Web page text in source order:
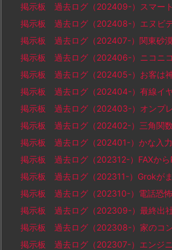
掲示板 過去ログ（202409-）スマー
掲示板 過去ログ（202408-）エヌビ
掲示板 過去ログ（202407-）関東砂
掲示板 過去ログ（202406-）ニコニ
掲示板 過去ログ（202405-）お客は
掲示板 過去ログ（202404-）有線イ
掲示板 過去ログ（202403-）オンプ
掲示板 過去ログ（202402-）三角関
掲示板 過去ログ（202401-）かな入
掲示板 過去ログ（202312-）FAXから
掲示板 過去ログ（202311-）Grokが
掲示板 過去ログ（202310-）電話恐
掲示板 過去ログ（202309-）最終出
掲示板 過去ログ（202308-）家のコ
掲示板 過去ログ（202307-）エンジニ